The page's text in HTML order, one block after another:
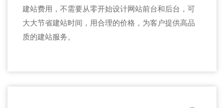
建站费用，不需要从零开始设计网站前台和后台，可
大大节省建站时间，用合理的价格，为客户提供高品
质的建站服务。